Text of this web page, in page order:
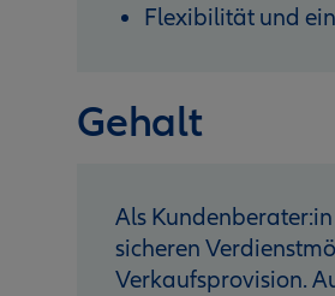
Flexibilität und
Gehalt
Als
sicheren
Verkaufsprovision.